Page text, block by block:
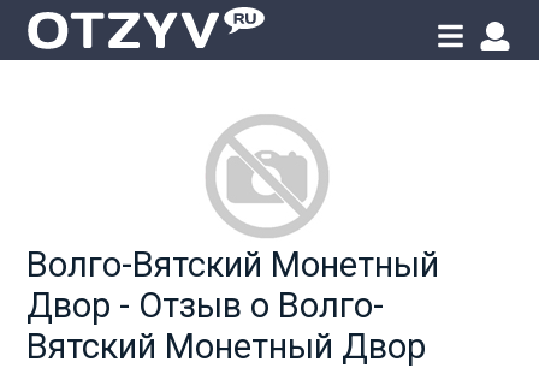
Волго-Вятский Монетный
Двор - Отзыв о Волго-
Вятский Монетный Двор